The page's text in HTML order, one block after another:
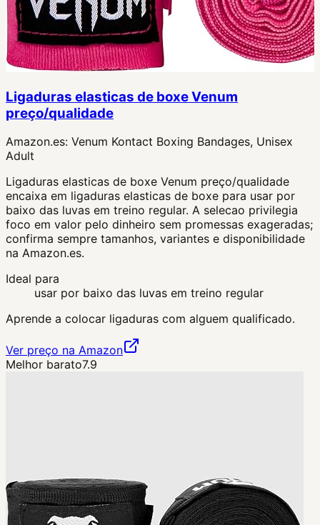
Ligaduras elasticas de boxe Venum
preço/qualidade
Amazon.es: Venum Kontact Boxing Bandages, Unisex
Adult
Ligaduras elasticas de boxe Venum preço/qualidade
encaixa em ligaduras elasticas de boxe para usar por
baixo das luvas em treino regular. A selecao privilegia
foco em valor pelo dinheiro sem promessas exageradas;
confirma sempre tamanhos, variantes e disponibilidade
na Amazon.es.
Ideal para
usar por baixo das luvas em treino regular
Aprende a colocar ligaduras com alguem qualificado.
Ver preço na Amazon
Melhor barato7.9